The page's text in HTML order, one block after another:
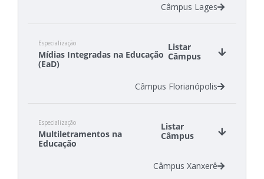
Câmpus Lages
Especialização
Mídias Integradas na Educação
(EaD)
Listar
Câmpus
Câmpus Florianópolis
Especialização
Multiletramentos na
Educação
Listar
Câmpus
Câmpus Xanxerê